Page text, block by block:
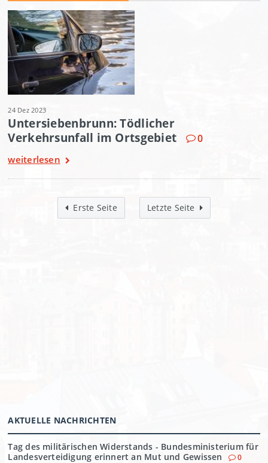
24 Dez 2023
Untersiebenbrunn: Tödlicher
Verkehrsunfall im Ortsgebiet
0
weiterlesen
Erste Seite Letzte Seite
AKTUELLE NACHRICHTEN
Tag des militärischen Widerstands - Bundesministerium für
Landesverteidigung erinnert an Mut und Gewissen
0